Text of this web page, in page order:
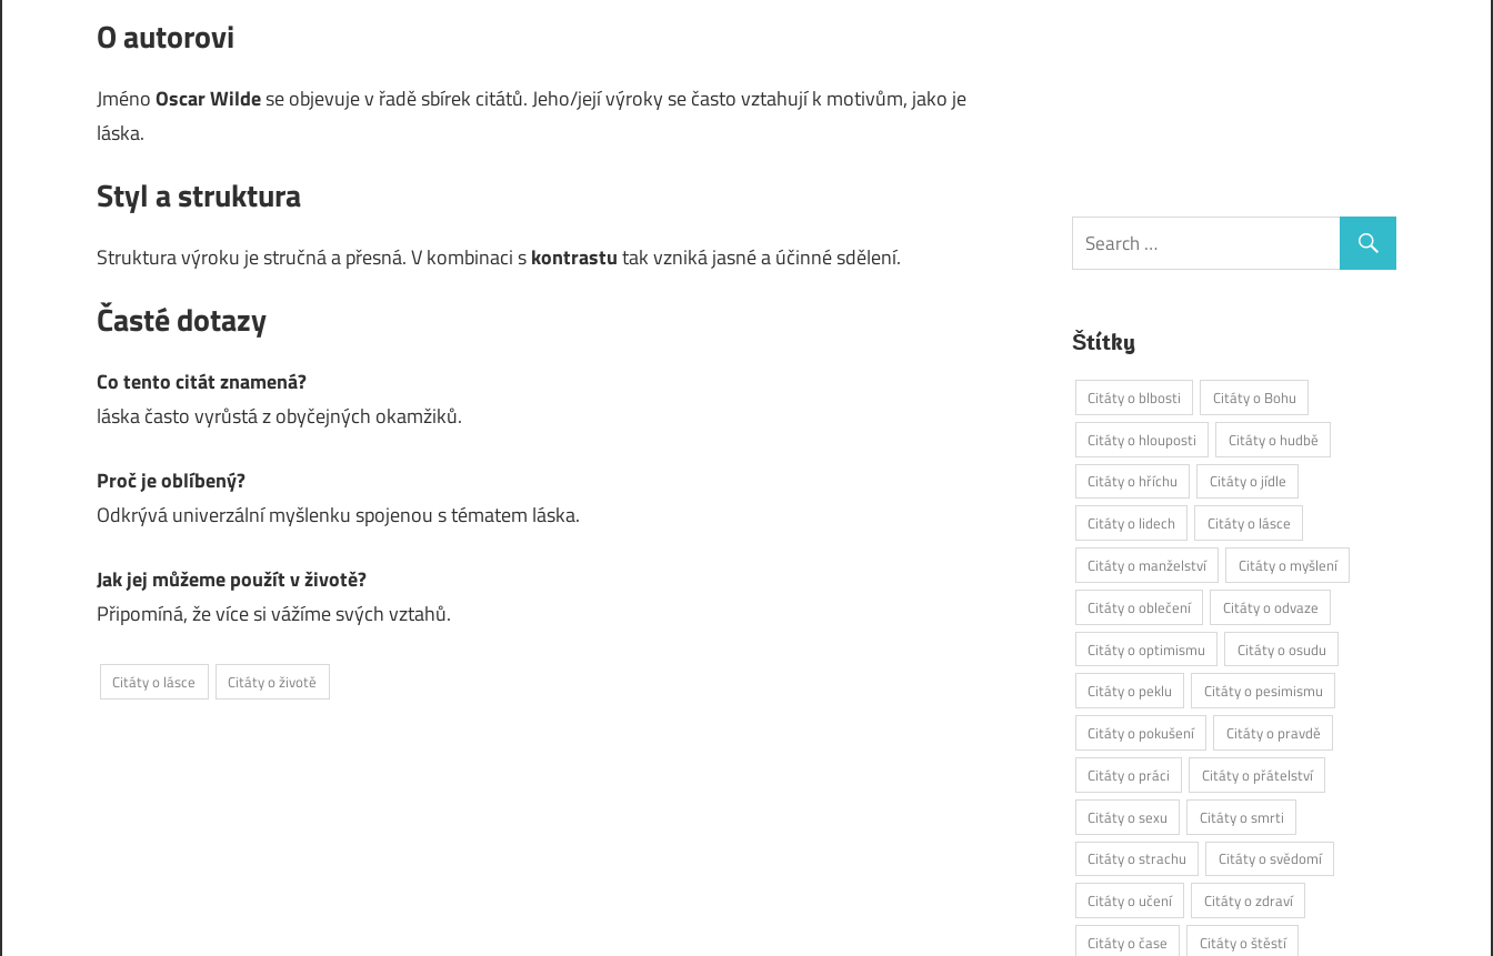
O autorovi
JménoOscar Wildese objevuje v řadě sbírek citátů. Jeho/její výroky se často vztahují k motivům, jako je
láska.
Styl a struktura
Struktura výroku je stručná a přesná. V kombinaci skontrastutak vzniká jasné a účinné sdělení.
Časté dotazy
Co tento citát znamená?
láska často vyrůstá z obyčejných okamžiků.
Proč je oblíbený?
Odkrývá univerzální myšlenku spojenou s tématem láska.
Jak jej můžeme použít v životě?
Připomíná, že více si vážíme svých vztahů.
Citáty o lásce Citáty o životě
Štítky
Citáty o blbosti
Citáty o Bohu
Citáty o hlouposti
Citáty o hudbě
Citáty o hříchu
Citáty o jídle
Citáty o lidech
Citáty o lásce
Citáty o manželství
Citáty o myšlení
Citáty o oblečení
Citáty o odvaze
Citáty o optimismu
Citáty o osudu
Citáty o peklu
Citáty o pesimismu
Citáty o pokušení
Citáty o pravdě
Citáty o práci
Citáty o přátelství
Citáty o sexu
Citáty o smrti
Citáty o strachu
Citáty o svědomí
Citáty o učení
Citáty o zdraví
Citáty o čase
Citáty o štěstí